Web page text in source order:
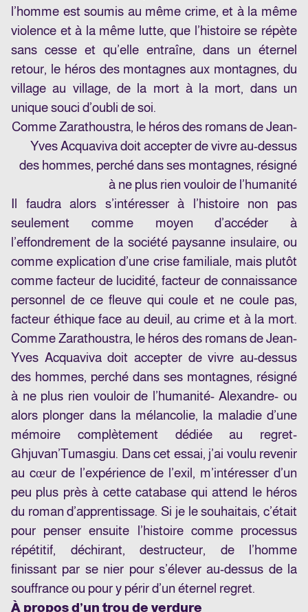
l’homme est soumis au même crime, et à la même
violence et à la même lutte, que l’histoire se répète
sans cesse et qu’elle entraîne, dans un éternel
retour, le héros des montagnes aux montagnes, du
village au village, de la mort à la mort, dans un
unique souci d’oubli de soi.
Comme Zarathoustra, le héros des romans de Jean-
Yves Acquaviva doit accepter de vivre au-dessus
des hommes, perché dans ses montagnes, résigné
à ne plus rien vouloir de l’humanité
Il faudra alors s’intéresser à l’histoire non pas
seulement comme moyen d’accéder à
l’effondrement de la société paysanne insulaire, ou
comme explication d’une crise familiale, mais plutôt
comme facteur de lucidité, facteur de connaissance
personnel de ce fleuve qui coule et ne coule pas,
facteur éthique face au deuil, au crime et à la mort.
Comme Zarathoustra, le héros des romans de Jean-
Yves Acquaviva doit accepter de vivre au-dessus
des hommes, perché dans ses montagnes, résigné
à ne plus rien vouloir de l’humanité- Alexandre- ou
alors plonger dans la mélancolie, la maladie d’une
mémoire complètement dédiée au regret-
Ghjuvan’Tumasgiu. Dans cet essai, j’ai voulu revenir
au cœur de l’expérience de l’exil, m’intéresser d’un
peu plus près à cette catabase qui attend le héros
du roman d’apprentissage. Si je le souhaitais, c’était
pour penser ensuite l’histoire comme processus
répétitif, déchirant, destructeur, de l’homme
finissant par se nier pour s’élever au-dessus de la
souffrance ou pour y périr d’un éternel regret.
À propos d’un trou de verdure